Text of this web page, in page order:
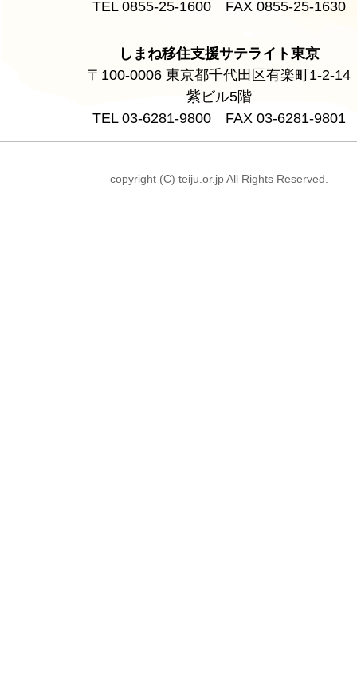
TEL 0855-25-1600 FAX 0855-25-1630
しまね移住支援サテライト東京
〒100-0006 東京都千代田区有楽町1-2-14
紫ビル5階
TEL 03-6281-9800 FAX 03-6281-9801
copyright (C) teiju.or.jp All Rights Reserved.